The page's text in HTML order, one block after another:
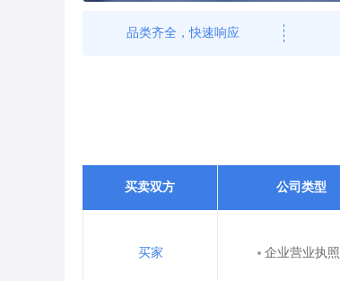
品类齐全，快速响应
买卖双方 公司类型
买家 企业营业执照